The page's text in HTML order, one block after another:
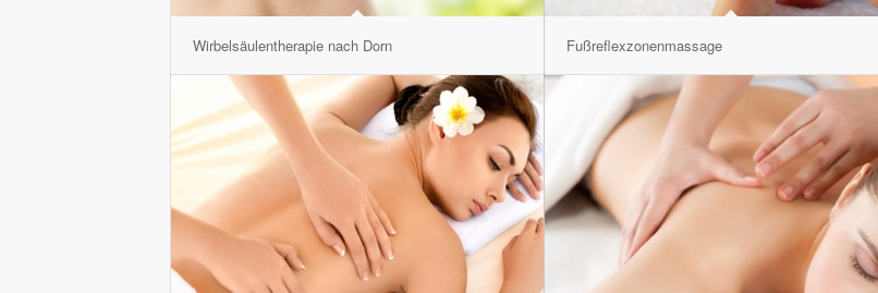
Wirbelsäulentherapie nach Dorn Fußreflexzonenmassage